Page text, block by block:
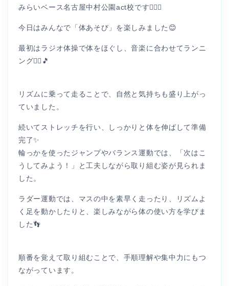
みらいベース名古屋中村公園act校です👩🏻‍⚕️
今日はみんなで「体あそび」を楽しみました😊
最初はラジオ体操で体をほぐし、音楽に合わせてランニ
ング🏃‍♂️🎵
リズムに乗って走ることで、自然と気持ちも盛り上がっ
ていました。
続いてストレッチを行い、しっかりと体を伸ばして準備
完了✨
輪っかを使ったジャンプやバランス運動では、「次はこ
うしてみよう！」と工夫しながら取り組む姿が見られま
した。
ラダー運動では、マスの中を素早く走ったり、リズムよ
く足を動かしたりと、楽しみながら体の使い方を学びま
した👣
順番を覚えて取り組むことで、手順理解や集中力にもつ
ながっています。